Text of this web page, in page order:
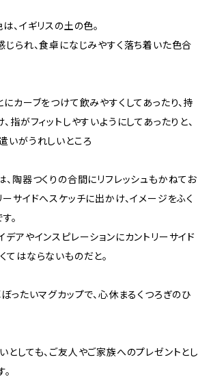
、イギリスの土の色。
じられ、食卓になじみやすく落ち着いた色合
カーブをつけて飲みやすくしてあったり、持
指がフィットしやすいようにしてあったりと、
いがうれしいところ
、陶器つくりの合間にリフレッシュもかねてお
サイドへスケッチに出かけ、イメージをふく
。
アやインスピレーションにカントリーサイド
てはならないものだと。
ったいマグカップで、心休まるくつろぎのひ
としても、ご友人やご家族へのプレゼントとし